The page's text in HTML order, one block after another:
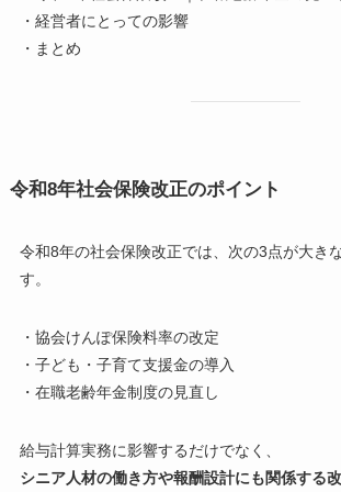
・経営者にとっての影響
・まとめ
令和8年社会保険改正のポイント
令和8年の社会保険改正では、次の3点が大き
す。
・協会けんぽ保険料率の改定
・子ども・子育て支援金の導入
・在職老齢年金制度の見直し
給与計算実務に影響するだけでなく、
シニア人材の働き方や報酬設計にも関係する